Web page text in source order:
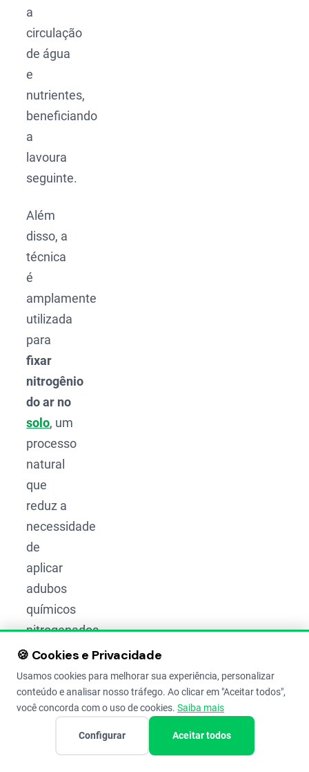
a
circulação
de água
e
nutrientes,
beneficiando
a
lavoura
seguinte.
Além
disso, a
técnica
é
amplamente
utilizada
para
fixar
nitrogênio
do ar no
solo, um
processo
natural
que
reduz a
necessidade
de
aplicar
adubos
químicos
nitrogenados,
diminuindo
custos.
🍪 Cookies e Privacidade
Usamos cookies para melhorar sua experiência, personalizar
conteúdo e analisar nosso tráfego. Ao clicar em "Aceitar todos",
você concorda com o uso de cookies. Saiba mais
Configurar Aceitar todos